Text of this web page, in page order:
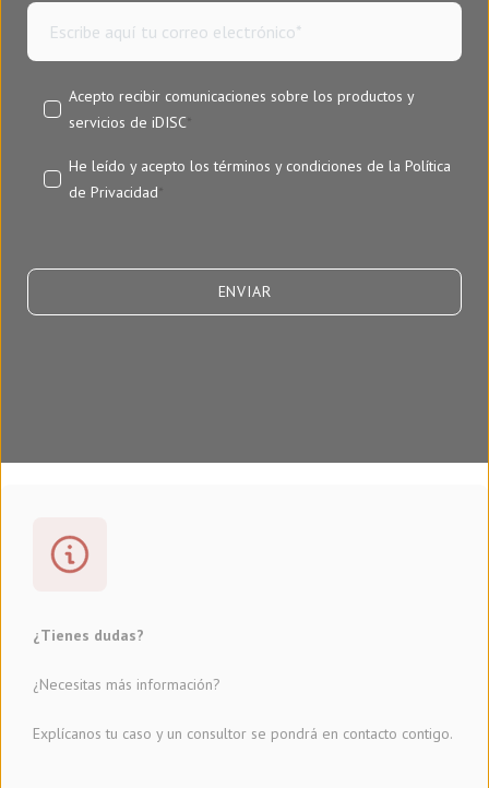
Acepto recibir comunicaciones sobre los productos y
servicios de iDISC*
He leído y acepto los términos y condiciones de la Política
de Privacidad*
¿Tienes dudas?
¿Necesitas más información?
Explícanos tu caso y un consultor se pondrá en contacto contigo.